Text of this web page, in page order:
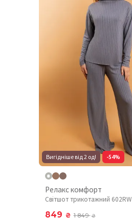
Вигідніше від 2 од! -54%
Релакс комфорт
Світшот трикотажний 602RW
849 ₴ 1 849₴